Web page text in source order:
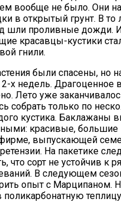
вообще не было. Они
в открытый грунт. В то
шли проливные дожди.
красавцы-кустики
гнили.
были спасены, но
2-х недель. Драгоценное
Лето уже
собрать только по
кустика. Баклажаны
красивые, большие
выпускающей
На пакетике
что сорт не устойчив к
В следующем
опыт с Марципаном.
поликарбонатную